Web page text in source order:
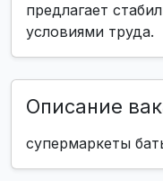
предлагает
условиями труда.
Описание
супермаркеты